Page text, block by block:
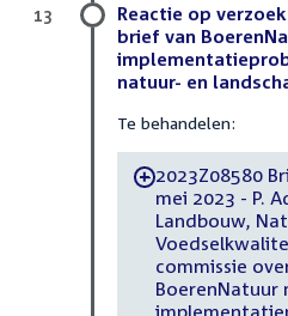
Reactie op
brief van
natuur- en
Te behandelen:
-2023Z08580
mei 2023 - P.
Landbouw,
commissie
BoerenNatuur
13